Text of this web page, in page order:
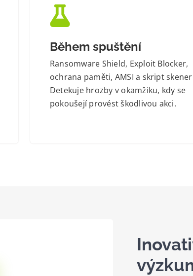
Během spuštění
Ransomware Shield, Exploit Blocker,
ochrana paměti, AMSI a skript
Detekuje hrozby v okamžiku, kdy se
pokoušejí provést škodlivou akci.